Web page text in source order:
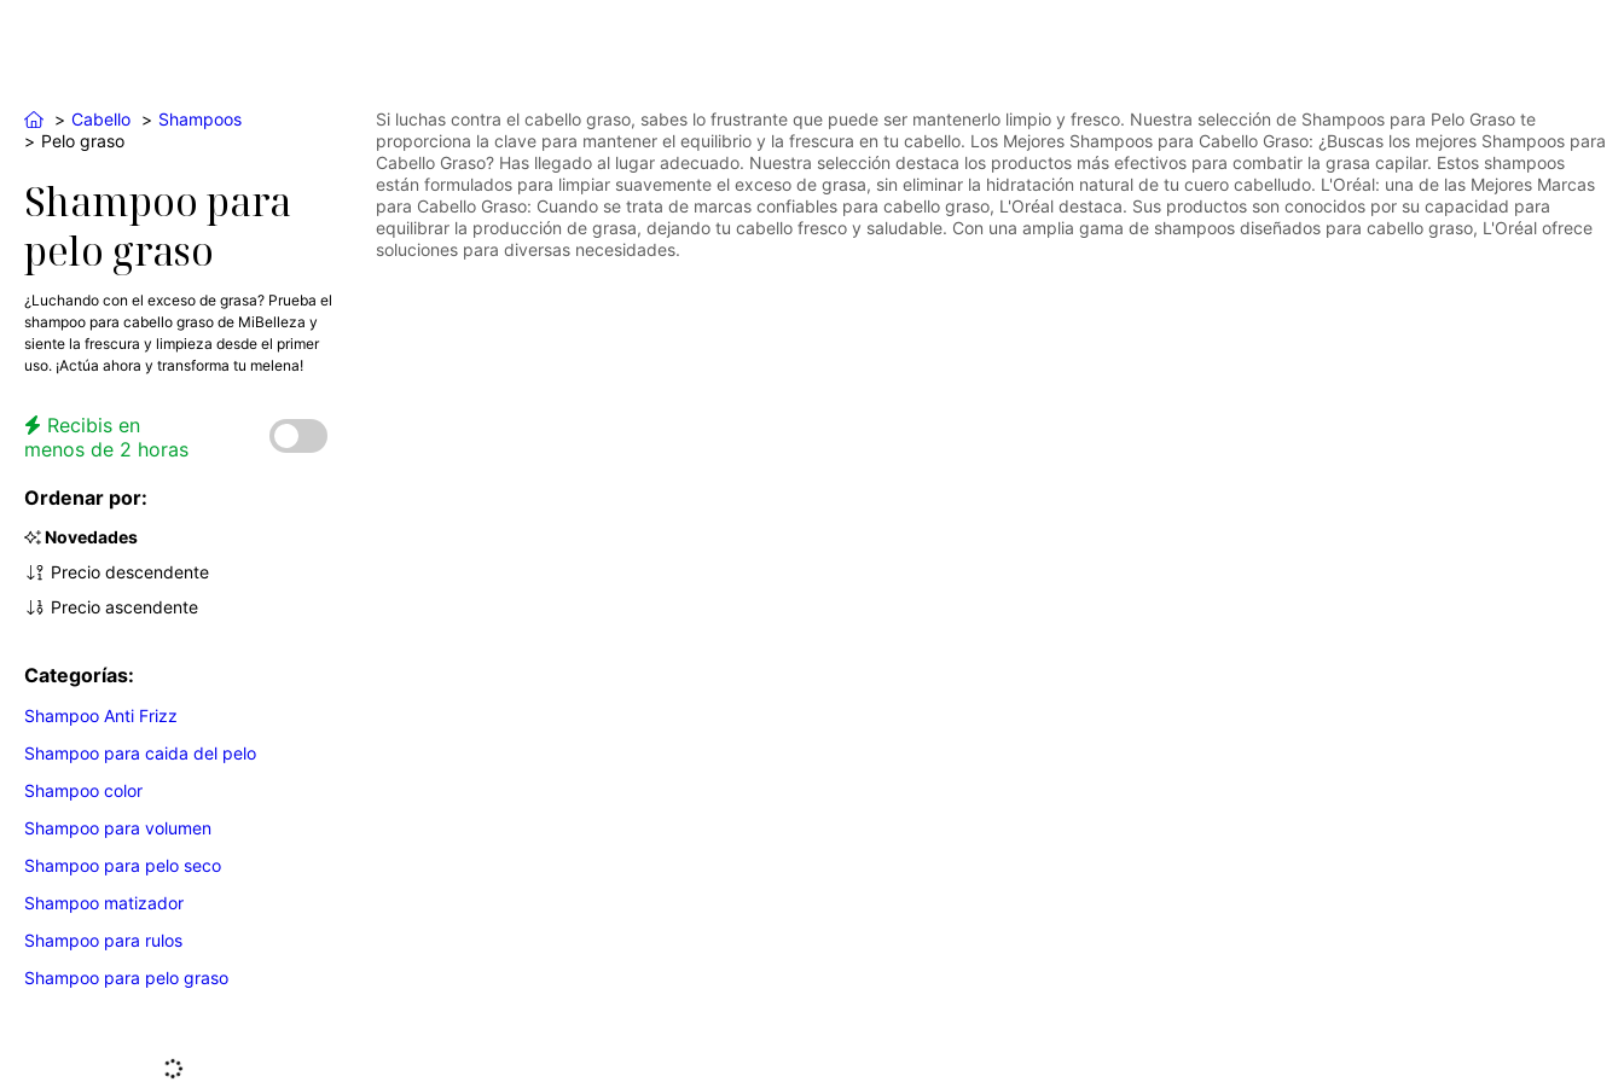
Cabello
Shampoos
Pelo graso
Shampoo para
pelo graso
¿Luchando con el exceso de grasa? Prueba el
shampoo para cabello graso de MiBelleza y
siente la frescura y limpieza desde el primer
uso. ¡Actúa ahora y transforma tu melena!
Recibis en
menos de 2 horas
Ordenar por:
Novedades
Precio descendente
Precio ascendente
Categorías:
Shampoo Anti Frizz
Shampoo para caida del pelo
Shampoo color
Shampoo para volumen
Shampoo para pelo seco
Shampoo matizador
Shampoo para rulos
Shampoo para pelo graso
Si luchas contra el cabello graso, sabes lo frustrante que puede ser mantenerlo limpio y fresco. Nuestra selección de Shampoos para Pelo Graso te
proporciona la clave para mantener el equilibrio y la frescura en tu cabello. Los Mejores Shampoos para Cabello Graso: ¿Buscas los mejores Shampoos para
Cabello Graso? Has llegado al lugar adecuado. Nuestra selección destaca los productos más efectivos para combatir la grasa capilar. Estos shampoos
están formulados para limpiar suavemente el exceso de grasa, sin eliminar la hidratación natural de tu cuero cabelludo. L'Oréal: una de las Mejores Marcas
para Cabello Graso: Cuando se trata de marcas confiables para cabello graso, L'Oréal destaca. Sus productos son conocidos por su capacidad para
equilibrar la producción de grasa, dejando tu cabello fresco y saludable. Con una amplia gama de shampoos diseñados para cabello graso, L'Oréal ofrece
soluciones para diversas necesidades.